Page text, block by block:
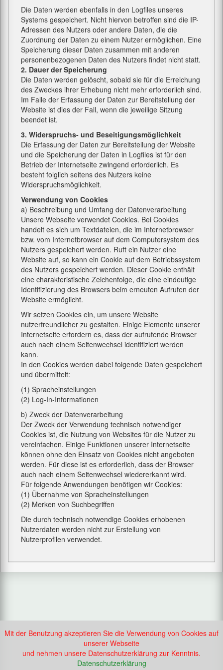
Die Daten werden ebenfalls in den Logfiles unseres
Systems gespeichert. Nicht hiervon betroffen sind die IP-
Adressen des Nutzers oder andere Daten, die die
Zuordnung der Daten zu einem Nutzer ermöglichen. Eine
Speicherung dieser Daten zusammen mit anderen
personenbezogenen Daten des Nutzers findet nicht statt.
2. Dauer der Speicherung
Die Daten werden gelöscht, sobald sie für die Erreichung
des Zweckes ihrer Erhebung nicht mehr erforderlich sind.
Im Falle der Erfassung der Daten zur Bereitstellung der
Website ist dies der Fall, wenn die jeweilige Sitzung
beendet ist.
3. Widerspruchs- und Beseitigungsmöglichkeit
Die Erfassung der Daten zur Bereitstellung der Website
und die Speicherung der Daten in Logfiles ist für den
Betrieb der Internetseite zwingend erforderlich. Es
besteht folglich seitens des Nutzers keine
Widerspruchsmöglichkeit.
Verwendung von Cookies
a) Beschreibung und Umfang der Datenverarbeitung
Unsere Webseite verwendet Cookies. Bei Cookies
handelt es sich um Textdateien, die im Internetbrowser
bzw. vom Internetbrowser auf dem Computersystem des
Nutzers gespeichert werden. Ruft ein Nutzer eine
Website auf, so kann ein Cookie auf dem Betriebssystem
des Nutzers gespeichert werden. Dieser Cookie enthält
eine charakteristische Zeichenfolge, die eine eindeutige
Identifizierung des Browsers beim erneuten Aufrufen der
Website ermöglicht.
Wir setzen Cookies ein, um unsere Website
nutzerfreundlicher zu gestalten. Einige Elemente unserer
Internetseite erfordern es, dass der aufrufende Browser
auch nach einem Seitenwechsel identifiziert werden
kann.
In den Cookies werden dabei folgende Daten gespeichert
und übermittelt:
(1) Spracheinstellungen
(2) Log-In-Informationen
b) Zweck der Datenverarbeitung
Der Zweck der Verwendung technisch notwendiger
Cookies ist, die Nutzung von Websites für die Nutzer zu
vereinfachen. Einige Funktionen unserer Internetseite
können ohne den Einsatz von Cookies nicht angeboten
werden. Für diese ist es erforderlich, dass der Browser
auch nach einem Seitenwechsel wiedererkannt wird.
Für folgende Anwendungen benötigen wir Cookies:
(1) Übernahme von Spracheinstellungen
(2) Merken von Suchbegriffen
Die durch technisch notwendige Cookies erhobenen
Nutzerdaten werden nicht zur Erstellung von
Nutzerprofilen verwendet.
Mit der Benutzung akzeptieren Sie die Verwendung von Cookies auf
unserer Webseite
und nehmen unsere Datenschutzerklärung zur Kenntnis.
Datenschutzerklärung